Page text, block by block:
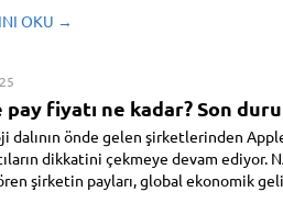
OKU →
fiyatı ne kadar? Son
dalının önde gelen şirketlerinden
dikkatini çekmeye devam ediyor.
şirketin payları, global ekonomik